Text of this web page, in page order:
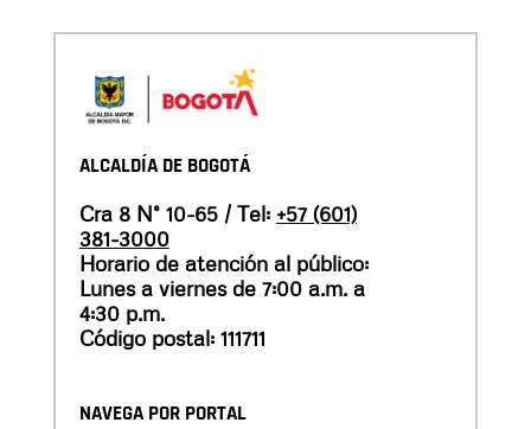
ALCALDÍA DE BOGOTÁ
Cra 8 N° 10-65 / Tel: +57 (601)
381-3000
Horario de atención al público:
Lunes a viernes de 7:00 a.m. a
4:30 p.m.
Código postal: 111711
NAVEGA POR PORTAL